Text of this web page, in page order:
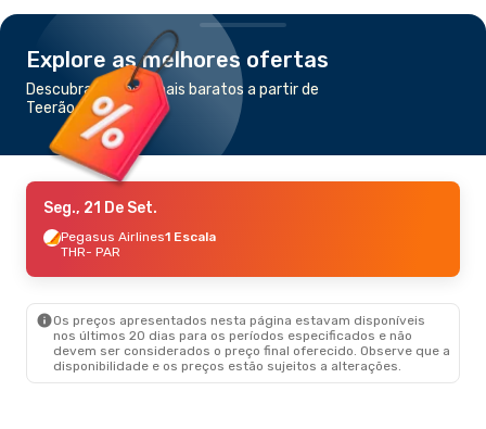
Explore as melhores ofertas
Descubra os voos mais baratos a partir de
Teerão para Paris
Seg., 21 De Set.
Pegasus Airlines1 Escala
THR- PAR
Os preços apresentados nesta página estavam disponíveis
nos últimos 20 dias para os períodos especificados e não
devem ser considerados o preço final oferecido. Observe que a
disponibilidade e os preços estão sujeitos a alterações.